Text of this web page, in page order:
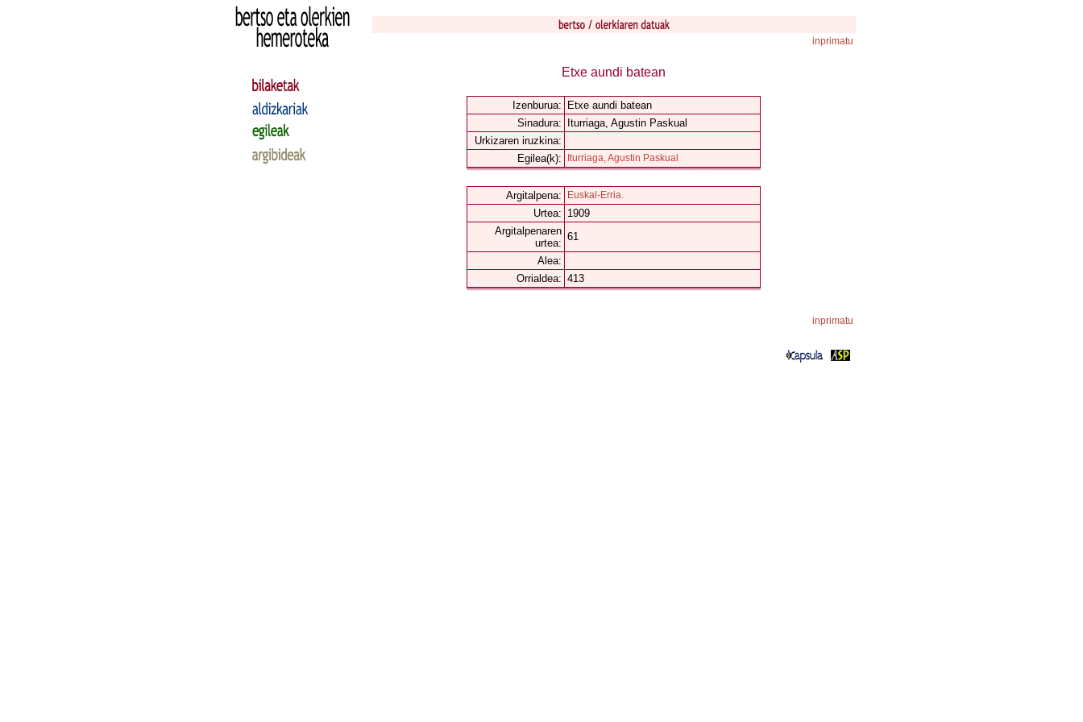
inprimatu
Etxe aundi batean
Izenburua:
Etxe aundi batean
Sinadura:
Iturriaga, Agustin Paskual
Urkizaren iruzkina:
Egilea(k):
Iturriaga, Agustin Paskual
Argitalpena: Euskal-Erria.
Urtea: 1909
Argitalpenaren
urtea:
61
Alea:
Orrialdea: 413
inprimatu